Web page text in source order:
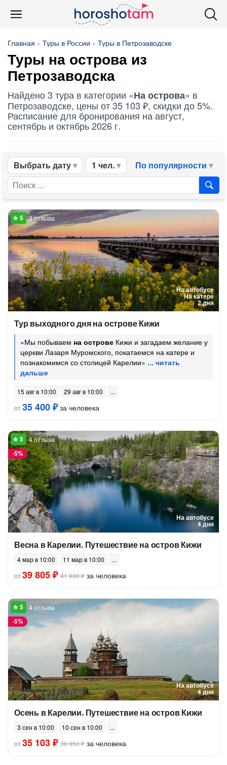
Главная Туры в России Туры в Петрозаводске
Туры на острова из
Петрозаводска
Найдено 3 тура в категории «На острова» в
Петрозаводске, цены от 35 103 ₽, скидки до 5%.
Расписание для бронирования на август,
сентябрь и октябрь 2026 г.
Выбрать дату 1 чел. По популярности
На автобусе
На катере
2 дня
3 отзыва
Тур выходного дня на острове Кижи
«Мы побываем на острове Кижи и загадаем желание у
церкви Лазаря Муромского, покатаемся на катере и
познакомимся со столицей Карелии»
15 авг в 10:00
29 авг в 10:00
от35 400 ₽за человека
На автобусе
4 дня
-5%
4 отзыва
Весна в Карелии. Путешествие на остров Кижи
4 мар в 10:00
11 мар в 10:00
от39 805 ₽ 41 900 ₽ за человека
На автобусе
4 дня
-5%
4 отзыва
Осень в Карелии. Путешествие на остров Кижи
3 сен в 10:00
10 сен в 10:00
от35 103 ₽ 36 950 ₽ за человека